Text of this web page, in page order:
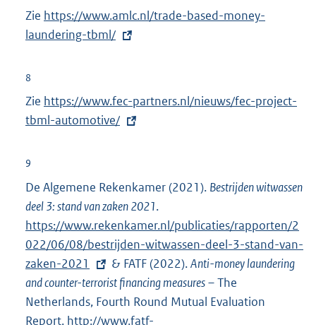
Zie E
x
n
e
n
k
:
https://www.amlc.nl/trade-based-money-
laundering-tbml/
8
Zie E
x
n
e
l
i
n
k
:
https://www.fec-partners.nl/nieuws/fec-project-
tbml-automotive/
9
De Algemene Rekenkamer (2021). Bestrijden witwassen
deel 3: stand van zaken 2021.
x
t
e
r
n
https://www.rekenkamer.nl/publicaties/rapporten/2
022/06/08/bestrijden-witwassen-deel-3-stand-van-
zaken-2021
& FATF (2022).Anti-money laundering
and counter-terrorist financing measures– The
Netherlands, Fourth Round Mutual Evaluation
Report. E
http://www.fatf-